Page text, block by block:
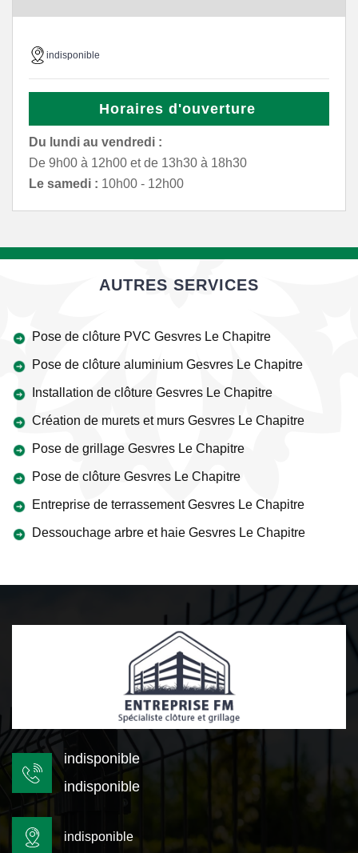
indisponible
Horaires d'ouverture
Du lundi au vendredi :
De 9h00 à 12h00 et de 13h30 à 18h30
Le samedi : 10h00 - 12h00
AUTRES SERVICES
Pose de clôture PVC Gesvres Le Chapitre
Pose de clôture aluminium Gesvres Le Chapitre
Installation de clôture Gesvres Le Chapitre
Création de murets et murs Gesvres Le Chapitre
Pose de grillage Gesvres Le Chapitre
Pose de clôture Gesvres Le Chapitre
Entreprise de terrassement Gesvres Le Chapitre
Dessouchage arbre et haie Gesvres Le Chapitre
indisponible
indisponible
indisponible